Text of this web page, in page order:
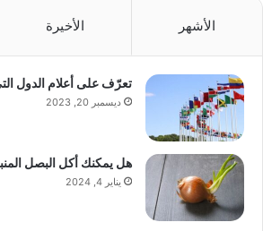
الأشهر الأخيرة
تعرّف على أعلام الدول
ديسمبر 20, 2023
هل يمكنك أكل البصل
يناير 4, 2024